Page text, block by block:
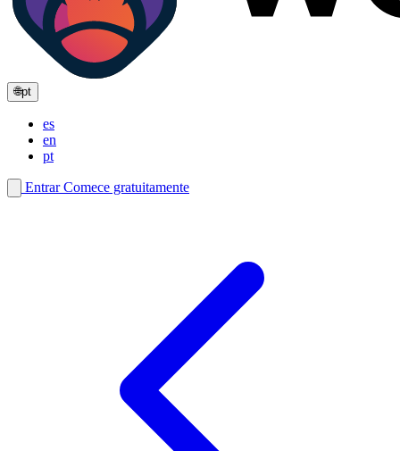
🌐pt
es
en
pt
EntrarComece gratuitamente